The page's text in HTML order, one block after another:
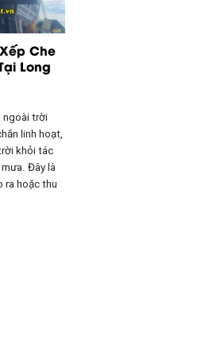
Che
Long
ngoài trời
linh hoạt,
khỏi tác
Đây là
ra hoặc thu